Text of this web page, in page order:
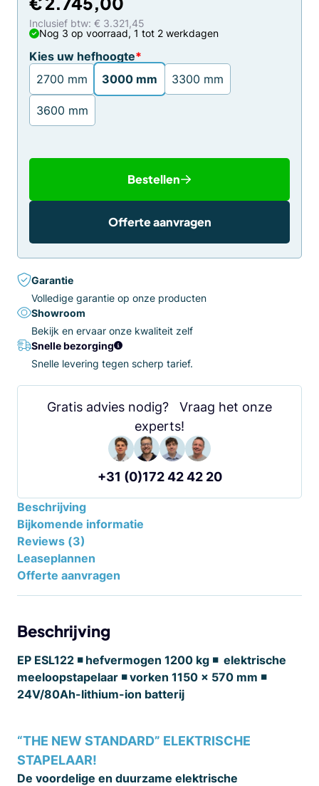
was:
€ 3.395,00.
is:
€ 2.745,00.
Inclusief btw: € 3.321,45
Nog 3 op voorraad, 1 tot 2 werkdagen
*
Kies uw hefhoogte
2700 mm
3000 mm 3300 mm
3600 mm
Bestellen
Offerte aanvragen
Garantie
Volledige garantie op onze producten
Showroom
Bekijk en ervaar onze kwaliteit zelf
Snelle bezorging
Snelle levering tegen scherp tarief.
Gratis advies nodig? Vraag het onze
experts!
+31 (0)172 42 42 20
Beschrijving
Bijkomende informatie
Reviews (3)
Leaseplannen
Offerte aanvragen
Beschrijving
EP ESL122 ◾ hefvermogen 1200 kg ◾ elektrische
meeloopstapelaar ◾ vorken 1150 x 570 mm ◾
24V/80Ah-lithium-ion batterij
“THE NEW STANDARD” ELEKTRISCHE
STAPELAAR!
De voordelige en duurzame elektrische